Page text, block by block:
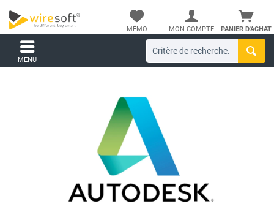
PANIER D'ACHAT
MÉMO MON COMPTE
MENU